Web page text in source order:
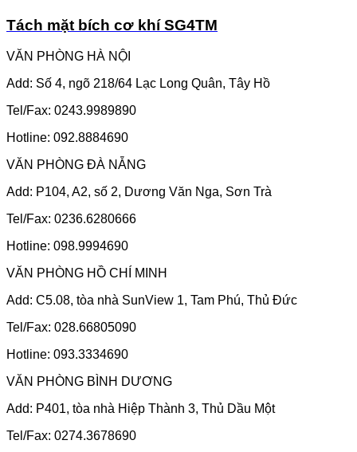
Tách mặt bích cơ khí SG4TM
VĂN PHÒNG HÀ NỘI
Add: Số 4, ngõ 218/64 Lạc Long Quân, Tây Hồ
Tel/Fax: 0243.9989890
Hotline: 092.8884690
VĂN PHÒNG ĐÀ NẴNG
Add: P104, A2, số 2, Dương Văn Nga, Sơn Trà
Tel/Fax: 0236.6280666
Hotline: 098.9994690
VĂN PHÒNG HỒ CHÍ MINH
Add: C5.08, tòa nhà SunView 1, Tam Phú, Thủ Đức
Tel/Fax: 028.66805090
Hotline: 093.3334690
VĂN PHÒNG BÌNH DƯƠNG
Add: P401, tòa nhà Hiệp Thành 3, Thủ Dầu Một
Tel/Fax: 0274.3678690